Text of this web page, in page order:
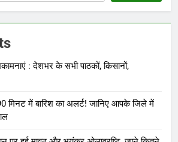
: देशभर के सभी पाठकों, किसानों,
मिनट में बारिश का अलर्ट! जानिए आपके जिले में